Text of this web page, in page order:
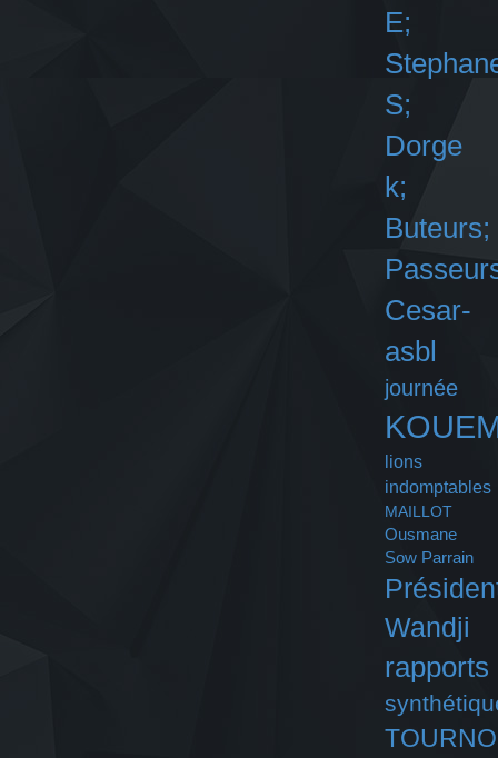
E;
S;
Dorge
k;
Buteurs;
Cesar-
asbl
journée
lions
indomptables
MAILLOT
Ousmane
Sow Parrain
Wandji
rapports